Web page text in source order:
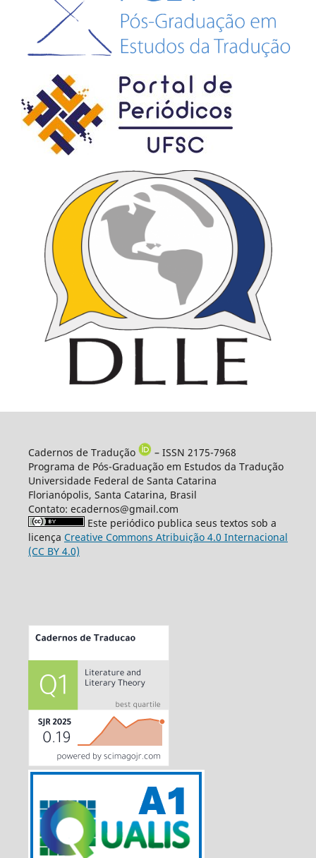
Cadernos de Tradução
– ISSN 2175-7968
Programa de Pós-Graduação em Estudos da Tradução
Universidade Federal de Santa Catarina
Florianópolis, Santa Catarina, Brasil
Contato: ecadernos@gmail.com
Este periódico publica seus textos sob a
licença Creative Commons Atribuição 4.0 Internacional
(CC BY 4.0)